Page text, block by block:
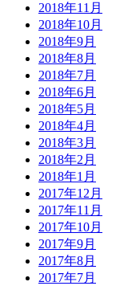
2018年11月
2018年10月
2018年9月
2018年8月
2018年7月
2018年6月
2018年5月
2018年4月
2018年3月
2018年2月
2018年1月
2017年12月
2017年11月
2017年10月
2017年9月
2017年8月
2017年7月